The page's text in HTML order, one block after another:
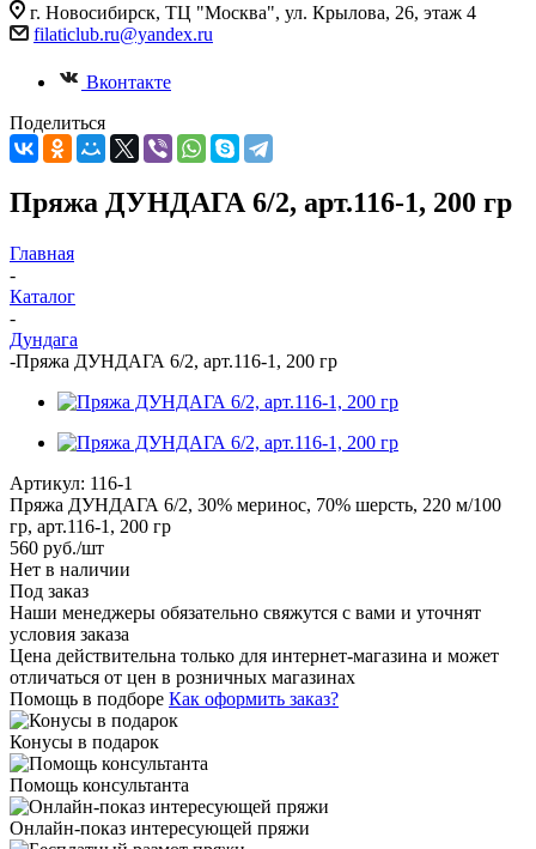
г. Новосибирск, ТЦ "Москва", ул. Крылова, 26, этаж 4
filaticlub.ru@yandex.ru
Вконтакте
Поделиться
Пряжа ДУНДАГА 6/2, арт.116-1, 200 гр
Главная
-
Каталог
-
Дундага
-Пряжа ДУНДАГА 6/2, арт.116-1, 200 гр
Артикул: 116-1
Пряжа ДУНДАГА 6/2, 30% меринос, 70% шерсть, 220 м/100
гр, арт.116-1, 200 гр
560 руб./шт
Нет в наличии
Под заказ
Наши менеджеры обязательно свяжутся с вами и уточнят
условия заказа
Цена действительна только для интернет-магазина и может
отличаться от цен в розничных магазинах
Помощь в подборе Как оформить заказ?
Конусы в подарок
Помощь консультанта
Онлайн-показ интересующей пряжи